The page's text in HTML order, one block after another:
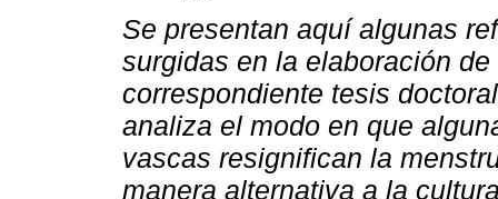
Se presentan aquí algunas
surgidas en la elaboración de
correspondiente tesis
analiza el modo en que
vascas resignifican la
manera alternativa a la